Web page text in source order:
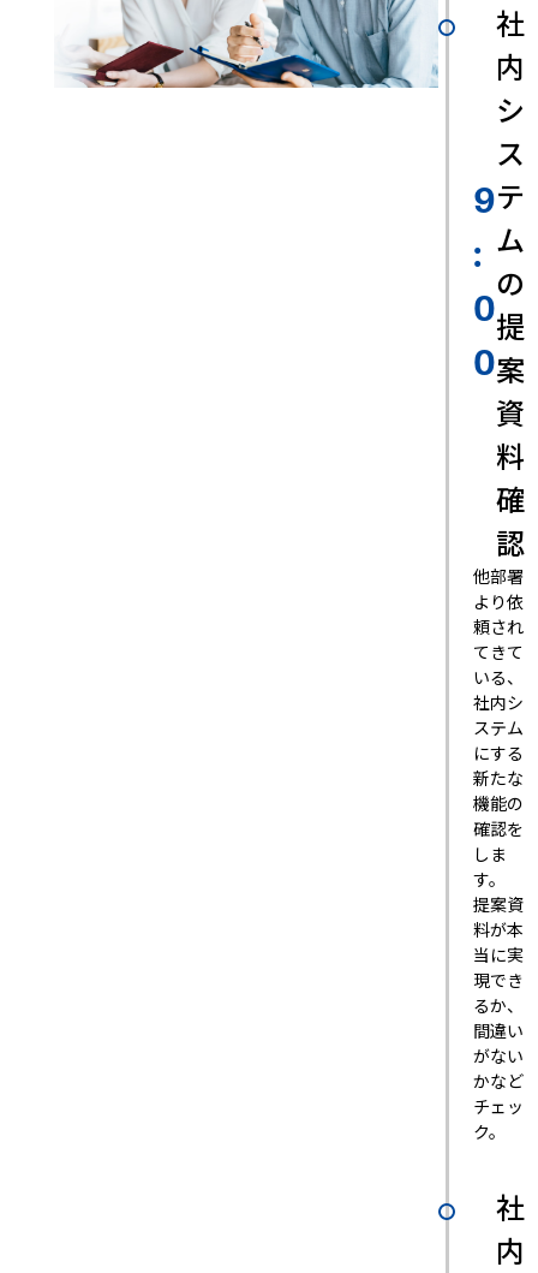
9
:
0
0
社
内
シ
ス
テ
ム
の
提
案
資
料
確
認
他部署
より依
頼され
てきて
いる、
社内シ
ステム
にする
新たな
機能の
確認を
しま
す。
提案資
料が本
当に実
現でき
るか、
間違い
がない
かなど
チェッ
ク。
社
内